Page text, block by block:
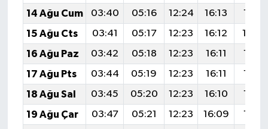
14 Ağu Cum
03:40 05:16 12:24 16:13
19:21
15 Ağu Cts
03:41 05:17 12:23 16:12
19:20
16 Ağu Paz
03:42 05:18 12:23 16:11
19:18
17 Ağu Pts
03:44 05:19 12:23 16:11
19:17
18 Ağu Sal
03:45 05:20 12:23 16:10
19:16
19 Ağu Çar
03:47 05:21 12:23 16:09
19:14